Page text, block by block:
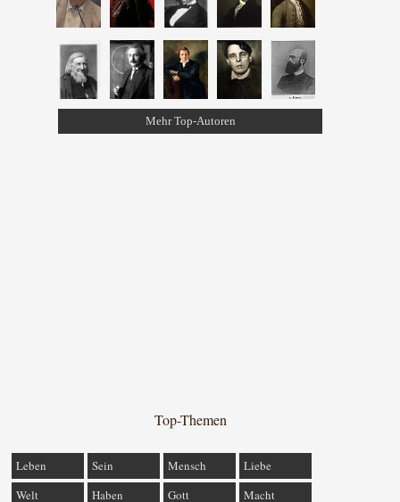
Mehr Top-Autoren
Top-Themen
Leben Sein Mensch
Liebe
Welt
Haben Gott Macht